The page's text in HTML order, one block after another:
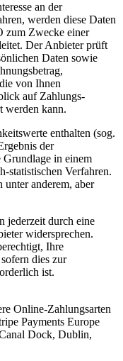
an der
werden diese Daten
zum Zwecke einer
Der Anbieter prüft
Daten sowie
von Ihnen
auf Zahlungs-
werden kann.
enthalten (sog.
der
Grundlage in einem
statistischen Verfahren.
anderem, aber
jederzeit durch eine
widersprechen.
Ihre
dies zur
ist.
Online-Zahlungsarten
Payments Europe
Dock, Dublin,